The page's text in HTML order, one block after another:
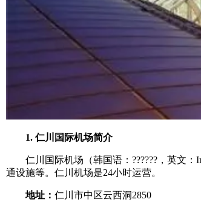
1. 仁川国际机场简介
仁川国际机场（韩国语：??????，英文：
通设施等。仁川机场是24小时运营。
地址： 仁川市中区云西洞2850